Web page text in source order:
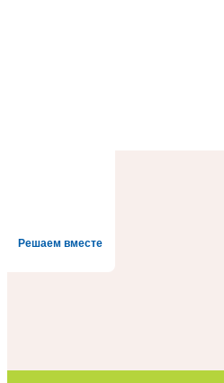
Решаем вместе